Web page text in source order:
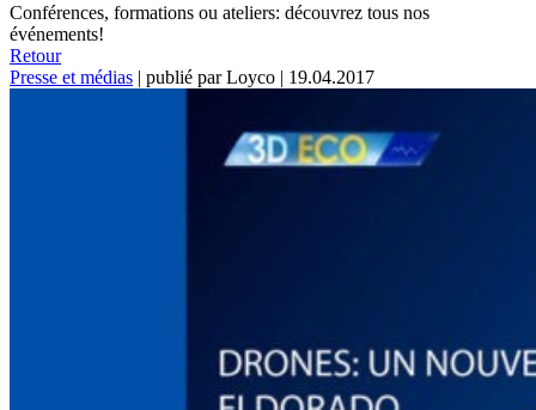
Conférences, formations ou ateliers: découvrez tous nos
événements!
Retour
Presse et médias | publié par Loyco | 19.04.2017